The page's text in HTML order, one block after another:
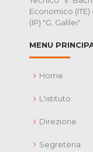
Economico
(IP) "G. Galilei".
MENU
Home
L'istituto
Direzione
Segreteria